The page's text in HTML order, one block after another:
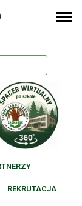
REKRUTACJA